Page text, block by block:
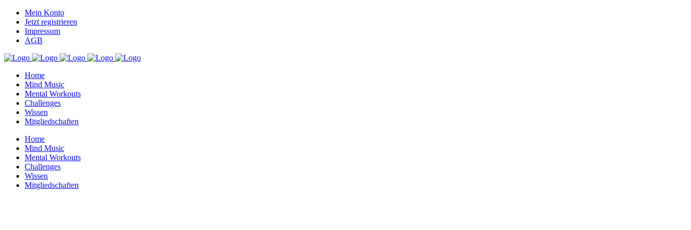
Mein Konto
Jetzt registrieren
Impressum
AGB
Home
Mind Music
Mental Workouts
Challenges
Wissen
Mitgliedschaften
Home
Mind Music
Mental Workouts
Challenges
Wissen
Mitgliedschaften